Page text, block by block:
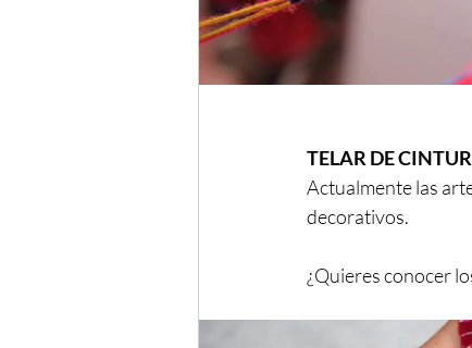
TELAR DE
Actualmente las
decorativos.
¿Quieres conocer